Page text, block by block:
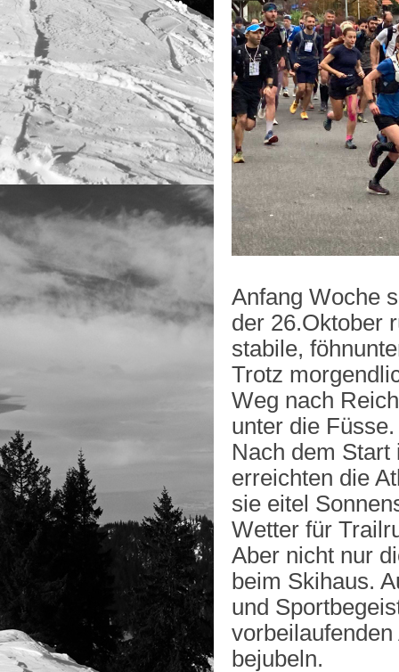
Anfang Woche
der 26.Oktober
stabile,
Trotz
Weg nach
unter die Füsse.
Nach dem
erreichten die
sie eitel
Wetter für
Aber nicht nur
beim Skihaus.
und
bejubeln.